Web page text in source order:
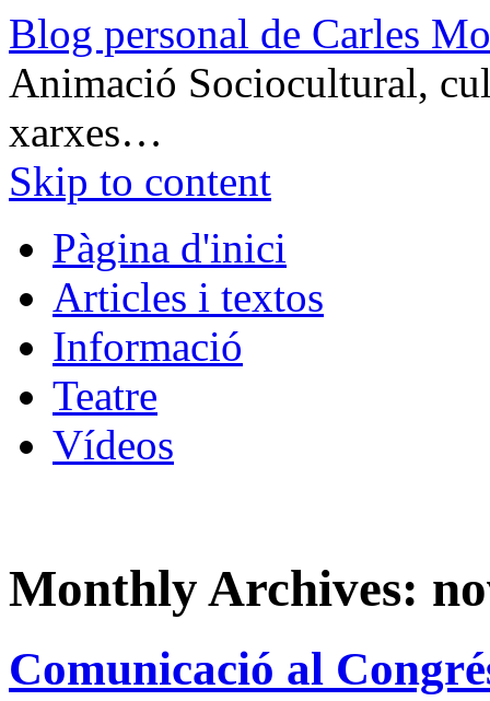
Blog personal de Carles
Animació Sociocultural,
xarxes…
Skip to content
Pàgina d'inici
Articles i textos
Informació
Teatre
Vídeos
Monthly Archives:
Comunicació al